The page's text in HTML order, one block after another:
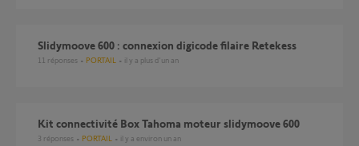
Slidymoove 600 : connexion digicode filaire Retekess
11 réponses PORTAIL il y a plus d'un an
Kit connectivité Box Tahoma moteur slidymoove 600
3 réponses PORTAIL il y a environ un an